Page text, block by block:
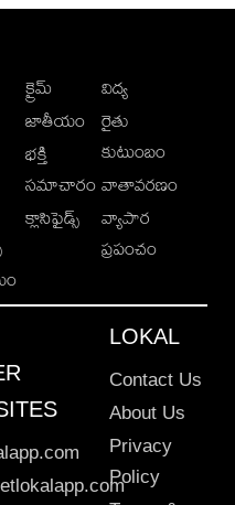
క్రైమ్
జాతీయం
భక్తి
సమాచారం
క్లాసిఫైడ్స్
విద్య
రైతు
కుటుంబం
వాతావరణం
వ్యాపార
ప్రపంచం
LOKAL
Contact Us
About Us
Privacy
Policy